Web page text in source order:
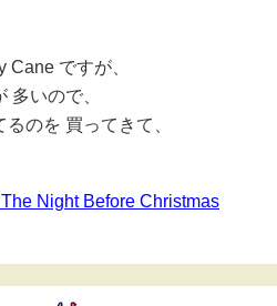
Cane ですが、
多いので、
のを 買ってきて、
Night Before Christmas